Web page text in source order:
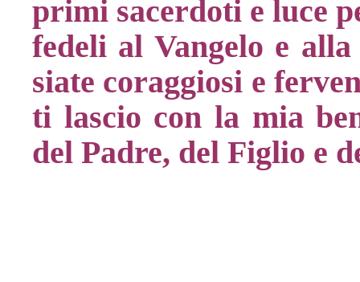
primi sacerdoti e luce
fedeli al Vangelo e
siate coraggiosi e
ti lascio con la mia
del Padre, del Figlio e